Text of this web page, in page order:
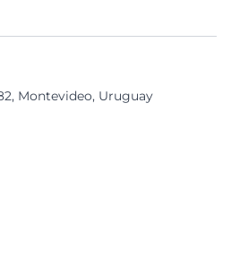
Montevideo, Uruguay